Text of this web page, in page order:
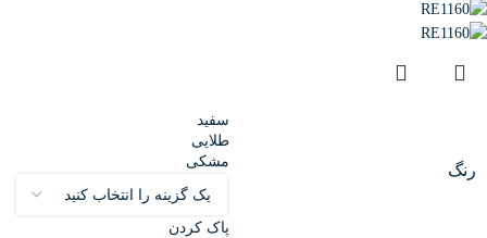
رنگ
سفید
طلایی
مشکی
پاک کردن